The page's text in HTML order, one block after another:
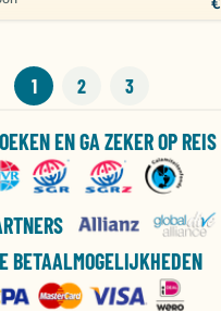
1 2 3
EN GA ZEKER OP REIS
BETAALMOGELIJKHEDEN